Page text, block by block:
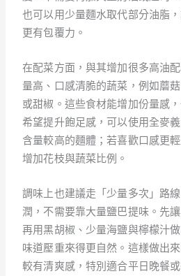
也可以用少量麵水取代部分油脂
更有包覆力。
在配菜方面，與其增加很多高油
量高、口感清脆的蔬菜，例如蘑
或甜椒。這些食材能增加份量感
希望提升飽足感，可以使用全麥
含量較高的麵體；若喜歡口感更
增加花枝與蔬菜比例。
調味上也建議走「少量多次」路
潤，不需要靠大量鹽巴提味。先
再用黑胡椒、少量海鹽與檸檬汁
味道壓重來得更自然。這樣做出
較有清爽感，特別適合平日晚餐